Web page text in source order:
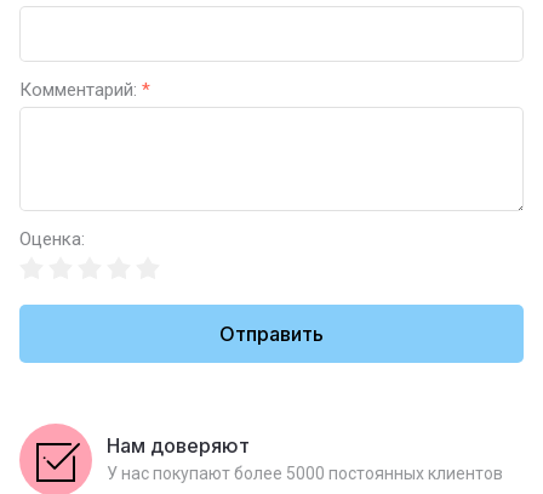
Комментарий: *
Оценка:
Отправить
Нам доверяют
У нас покупают более 5000 постоянных клиентов